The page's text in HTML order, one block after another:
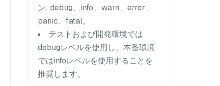
ン: debug、info、warn、error、
panic、fatal。
テストおよび開発環境では
debugレベルを使用し、本番環境
ではinfoレベルを使用することを
推奨します。